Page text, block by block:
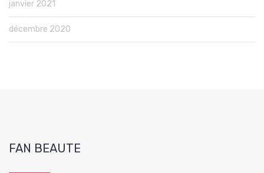
janvier 2021
décembre 2020
FAN BEAUTE